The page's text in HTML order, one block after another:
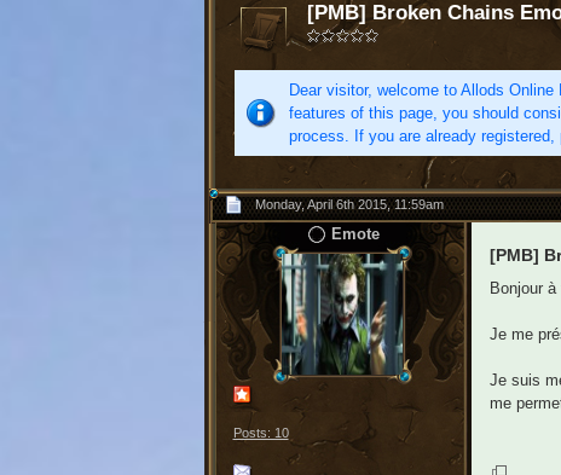
[PMB] Broken Chains
Dear visitor, welcome to Allods
features of this page, you should
process. If you are already registered,
Monday, April 6th 2015, 11:59am
Emote
Posts: 10
[PMB]
Bonjour
Je me
Je suis
me